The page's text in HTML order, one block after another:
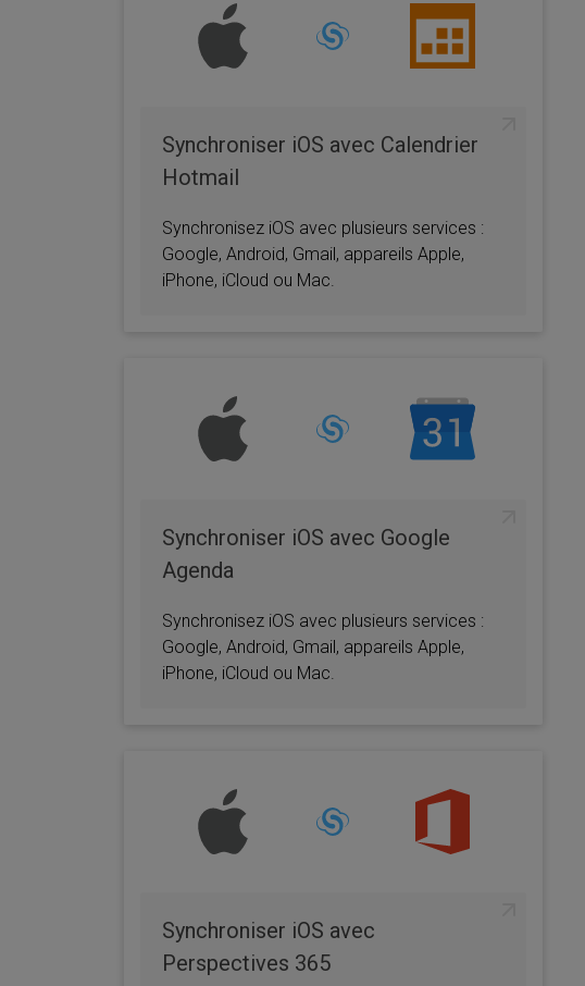
Synchroniser iOS avec Calendrier
Hotmail
Synchronisez iOS avec plusieurs services :
Google, Android, Gmail, appareils Apple,
iPhone, iCloud ou Mac.
Synchroniser iOS avec Google
Agenda
Synchronisez iOS avec plusieurs services :
Google, Android, Gmail, appareils Apple,
iPhone, iCloud ou Mac.
Synchroniser iOS avec
Perspectives 365